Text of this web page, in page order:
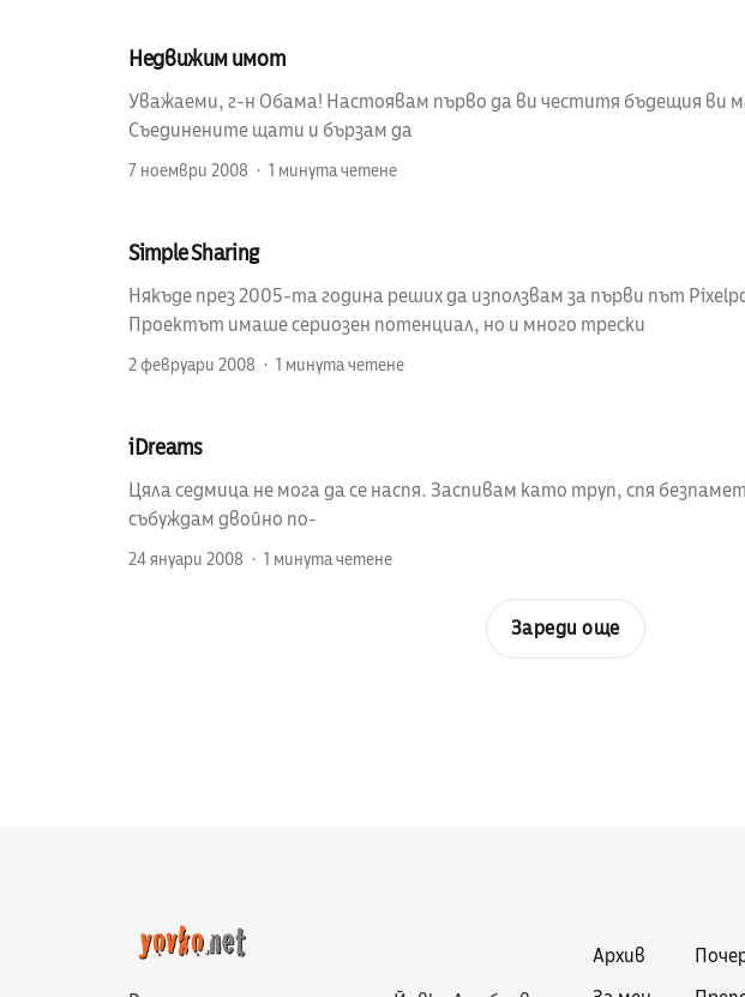
Недвижим имот
Уважаеми, г-н Обама! Настоявам първо да ви честитя бъдещия ви
Съединените щати и бързам да
7 ноември 2008 1 минута четене
Simple Sharing
Някъде през 2005-та година реших да използвам за първи път
Проектът имаше сериозен потенциал, но и много трески
2 февруари 2008 1 минута четене
iDreams
Цяла седмица не мога да се наспя. Заспивам като труп, спя
събуждам двойно по-
24 януари 2008 1 минута четене
Зареди още
Архив